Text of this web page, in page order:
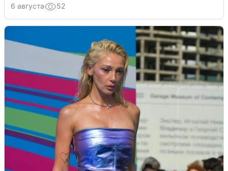
6 августа 52